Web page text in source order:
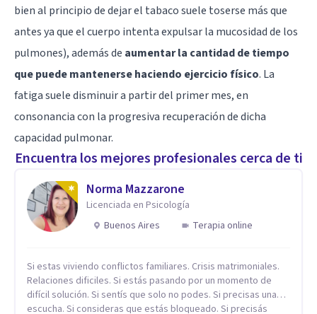
bien al principio de dejar el tabaco suele toserse más que
antes ya que el cuerpo intenta expulsar la mucosidad de los
pulmones), además de aumentar la cantidad de tiempo
que puede mantenerse haciendo ejercicio físico. La
fatiga suele disminuir a partir del primer mes, en
consonancia con la progresiva recuperación de dicha
capacidad pulmonar.
Encuentra los mejores profesionales cerca de ti
Norma Mazzarone
Licenciada en Psicología
Buenos Aires
Terapia online
Si estas viviendo conflictos familiares. Crisis matrimoniales.
Relaciones dificiles. Si estás pasando por un momento de
difícil solución. Si sentís que solo no podes. Si precisas una
escucha. Si consideras que estás bloqueado. Si precisás